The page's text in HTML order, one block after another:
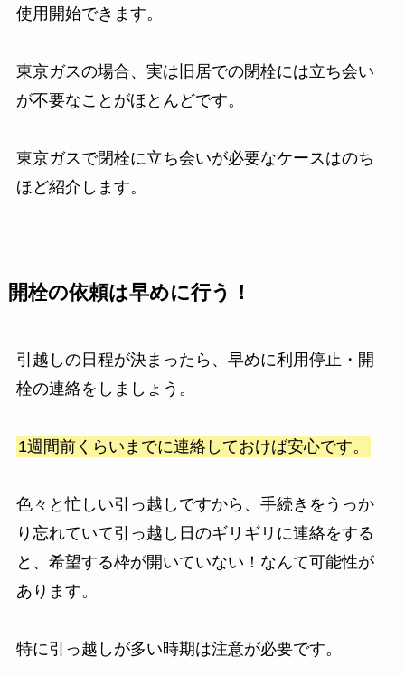
使用開始できます。
東京ガスの場合、実は旧居での閉栓には立ち会い
が不要なことがほとんどです。
東京ガスで閉栓に立ち会いが必要なケースはのち
ほど紹介します。
開栓の依頼は早めに行う！
引越しの日程が決まったら、早めに利用停止・開
栓の連絡をしましょう。
1週間前くらいまでに連絡しておけば安心です。
色々と忙しい引っ越しですから、手続きをうっか
り忘れていて引っ越し日のギリギリに連絡をする
と、希望する枠が開いていない！なんて可能性が
あります。
特に引っ越しが多い時期は注意が必要です。